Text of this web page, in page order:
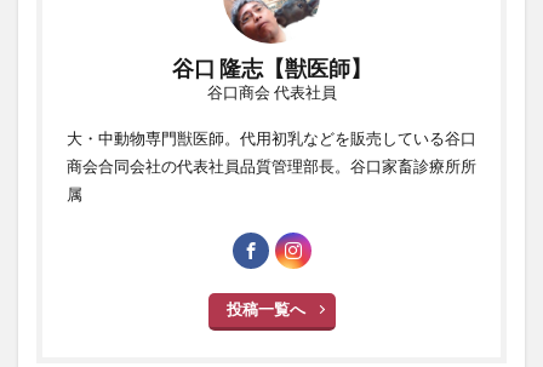
谷口 隆志【獣医師】
谷口商会 代表社員
大・中動物専門獣医師。代用初乳などを販売している谷口
商会合同会社の代表社員品質管理部長。谷口家畜診療所所
属
投稿一覧へ